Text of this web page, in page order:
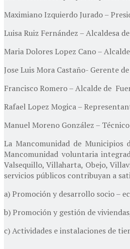
Maximiano Izquierdo Jurado –
Luisa Ruiz Fernández – Alcaldesa
Maria Dolores Lopez Cano –
Jose Luis Mora Castaño- Gerente
Francisco Romero – Alcalde de
Rafael Lopez Mogica –
Manuel Moreno González –
La Mancomunidad de
Mancomunidad voluntaria
Valsequillo, Villaharta, Obejo,
servicios públicos contribuyan a
a) Promoción y desarrollo socio –
b) Promoción y gestión de
c) Actividades e instalaciones de